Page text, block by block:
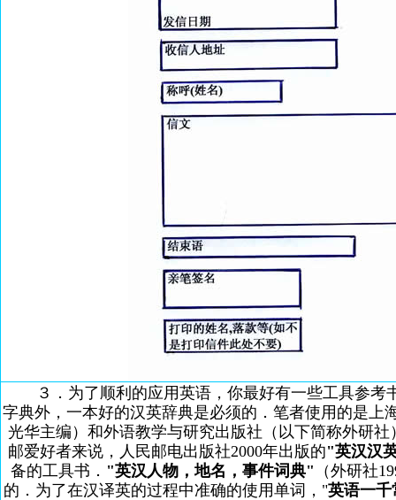
３．为了顺利的应用英语，你最好有一些工具参考
字典外，一本好的汉英辞典是必须的．笔者使用的是上
光华主编）和外语教学与研究出版社（以下简称外研社
邮爱好者来说，人民邮电出版社2000年出版的"英汉汉
备的工具书． "英汉人物，地名，事件词典" （外研社
的．为了在汉译英的过程中准确的使用单词，"英语一